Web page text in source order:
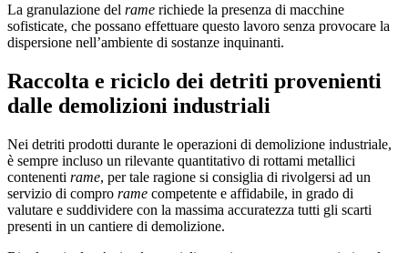
La granulazione del rame richiede la presenza di macchine
sofisticate, che possano effettuare questo lavoro senza provocare la
dispersione nell’ambiente di sostanze inquinanti.
Raccolta e riciclo dei detriti provenienti
dalle demolizioni industriali
Nei detriti prodotti durante le operazioni di demolizione industriale,
è sempre incluso un rilevante quantitativo di rottami metallici
contenenti rame, per tale ragione si consiglia di rivolgersi ad un
servizio di compro rame competente e affidabile, in grado di
valutare e suddividere con la massima accuratezza tutti gli scarti
presenti in un cantiere di demolizione.